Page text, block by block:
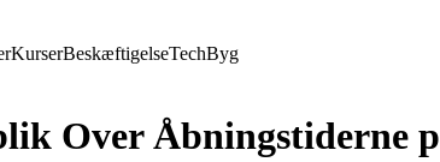
KurserBeskæftigelseTechByg
Over Åbningstiderne